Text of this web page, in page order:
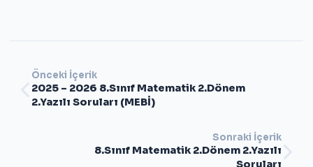
Önceki İçerik
2025 – 2026 8.Sınıf Matematik 2.Dönem
2.Yazılı Soruları (MEBİ)
Sonraki İçerik
8.Sınıf Matematik 2.Dönem 2.Yazılı
Soruları